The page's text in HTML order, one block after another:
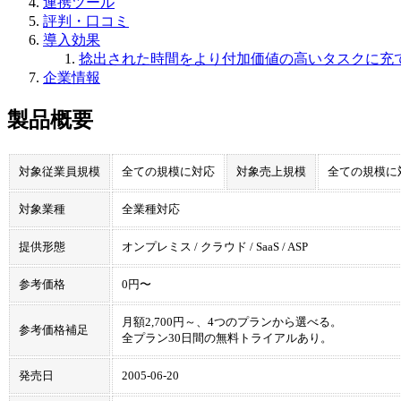
評判・口コミ
導入効果
捻出された時間をより付加価値の高いタスクに充
企業情報
製品概要
対象従業員規模 全ての規模に対応 対象売上規模 全ての規模に
対象業種 全業種対応
提供形態 オンプレミス / クラウド / SaaS / ASP
参考価格 0円〜
参考価格補足
月額2,700円～、4つのプランから選べる。
全プラン30日間の無料トライアルあり。
発売日 2005-06-20